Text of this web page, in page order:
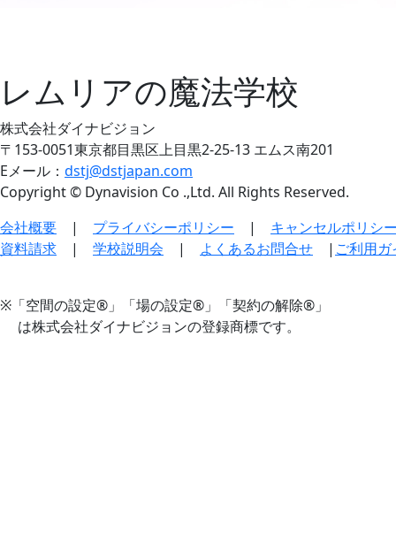
レムリアの魔法学校
株式会社ダイナビジョン
〒153-0051東京都目黒区上目黒2-25-13 エムス南201
Eメール： dstj@dstjapan.com
Copyright © Dynavision Co .,Ltd. All Rights Reserved.
会社概要 | プライバシーポリシー | キャンセルポリシ
資料請求 | 学校説明会 | よくあるお問合せ | ご利用ガ
※「空間の設定®」「場の設定®」「契約の解除®」
は株式会社ダイナビジョンの登録商標です。